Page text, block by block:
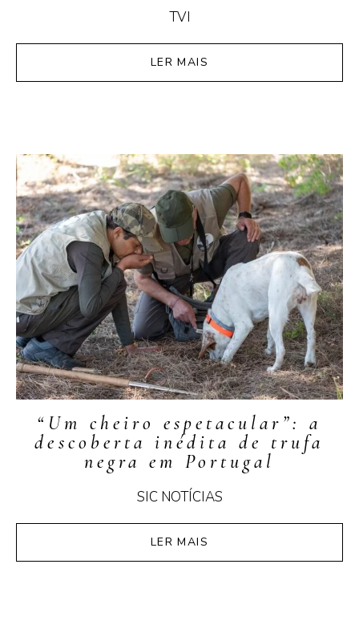
TVI
LER MAIS
“Um cheiro espetacular”: a
descoberta inédita de trufa
negra em Portugal
SIC NOTÍCIAS
LER MAIS